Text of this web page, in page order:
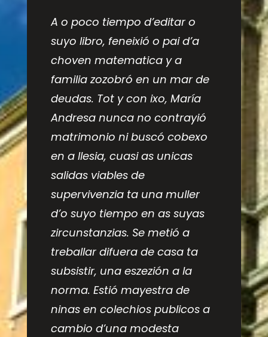
A o poco tiempo d’editar o
suyo libro, feneixió o pai d’a
choven matematica y a
familia zozobró en un mar de
deudas. Tot y con ixo, María
Andresa nunca no contrayió
matrimonio ni buscó cobexo
en a Ilesia, cuasi as unicas
salidas viables de
supervivenzia ta una muller
d’o suyo tiempo en as suyas
zircunstanzias. Se metió a
treballar difuera de casa ta
subsistir, una eszezión a la
norma. Estió mayestra de
ninas en colechios publicos a
cambio d’una modesta